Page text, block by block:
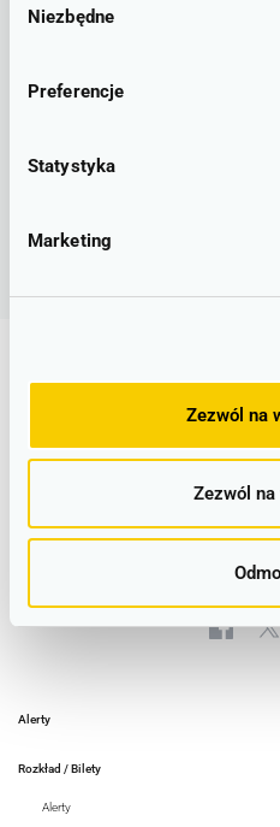
zgody
Niezbędne
Preferencje
Statystyka
Marketing
Zezwól na
Zezwól na
Wyjątkowych chwil
A w nadchodzącym 2021
Jelcz Laskowice ➤
Więcej
Alerty
Rozkład / Bilety
Alerty